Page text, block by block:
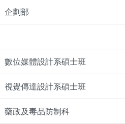
企劃部
數位媒體設計系碩士班
視覺傳達設計系碩士班
藥政及毒品防制科